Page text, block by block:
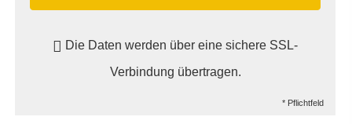
Die Daten werden über eine sichere SSL-
Verbindung übertragen.
* Pflichtfeld